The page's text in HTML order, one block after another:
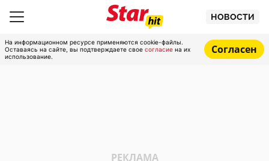
НОВОСТИ
На информационном ресурсе применяются cookie-файлы.
Оставаясь на сайте, вы подтверждаете свое согласие на их
использование.
Согласен